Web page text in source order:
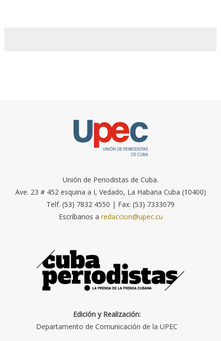
Unión de Periodistas de Cuba.
Ave. 23 # 452 esquina a I, Vedado, La Habana Cuba (10400)
Telf. (53) 7832 4550 | Fax: (53) 7333079
Escríbanos a redaccion@upec.cu
Edición y Realización:
Departamento de Comunicación de la UPEC